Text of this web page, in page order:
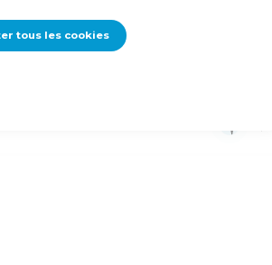
by permission. All rights reserved worldwide.
tous les cookies